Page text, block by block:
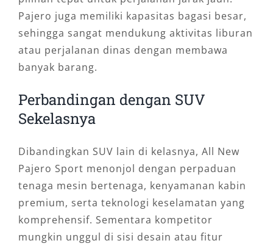
Pajero juga memiliki kapasitas bagasi besar,
sehingga sangat mendukung aktivitas liburan
atau perjalanan dinas dengan membawa
banyak barang.
Perbandingan dengan SUV
Sekelasnya
Dibandingkan SUV lain di kelasnya, All New
Pajero Sport menonjol dengan perpaduan
tenaga mesin bertenaga, kenyamanan kabin
premium, serta teknologi keselamatan yang
komprehensif. Sementara kompetitor
mungkin unggul di sisi desain atau fitur